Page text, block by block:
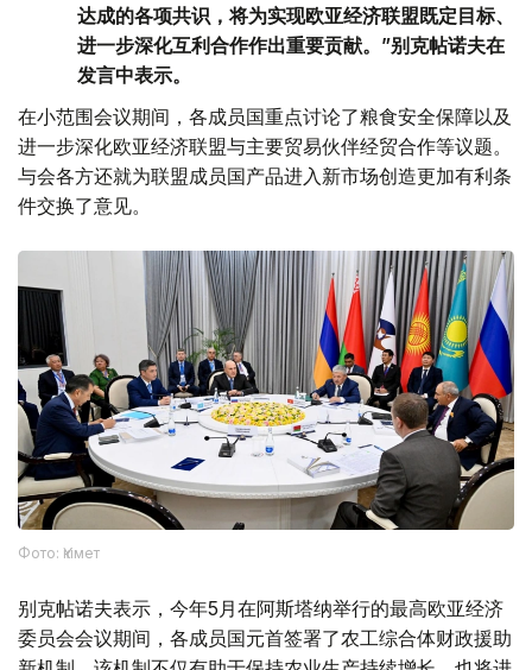
达成的各项共识，将为实现欧亚经济联盟既定目标、
进一步深化互利合作作出重要贡献。”别克帖诺夫在
发言中表示。
在小范围会议期间，各成员国重点讨论了粮食安全保障以及
进一步深化欧亚经济联盟与主要贸易伙伴经贸合作等议题。
与会各方还就为联盟成员国产品进入新市场创造更加有利条
件交换了意见。
Фото: Үкімет
别克帖诺夫表示，今年5月在阿斯塔纳举行的最高欧亚经济
委员会会议期间，各成员国元首签署了农工综合体财政援助